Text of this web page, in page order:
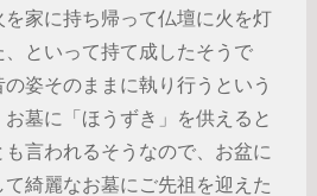
家に持ち帰って仏壇に火を灯
といって持て成したそうで
姿そのままに執り行うという
墓に「ほうずき」を供えると
言われるそうなので、お盆に
綺麗なお墓にご先祖を迎えた